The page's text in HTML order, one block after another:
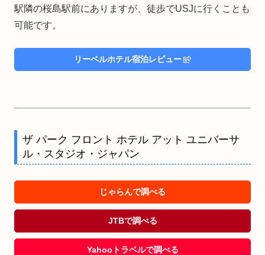
駅隣の桜島駅前にありますが、徒歩でUSJに行くことも
可能です。
リーベルホテル宿泊レビュー
ザ パーク フロント ホテル アット ユニバーサ
ル・スタジオ・ジャパン
じゃらんで調べる
JTBで調べる
Yahooトラベルで調べる